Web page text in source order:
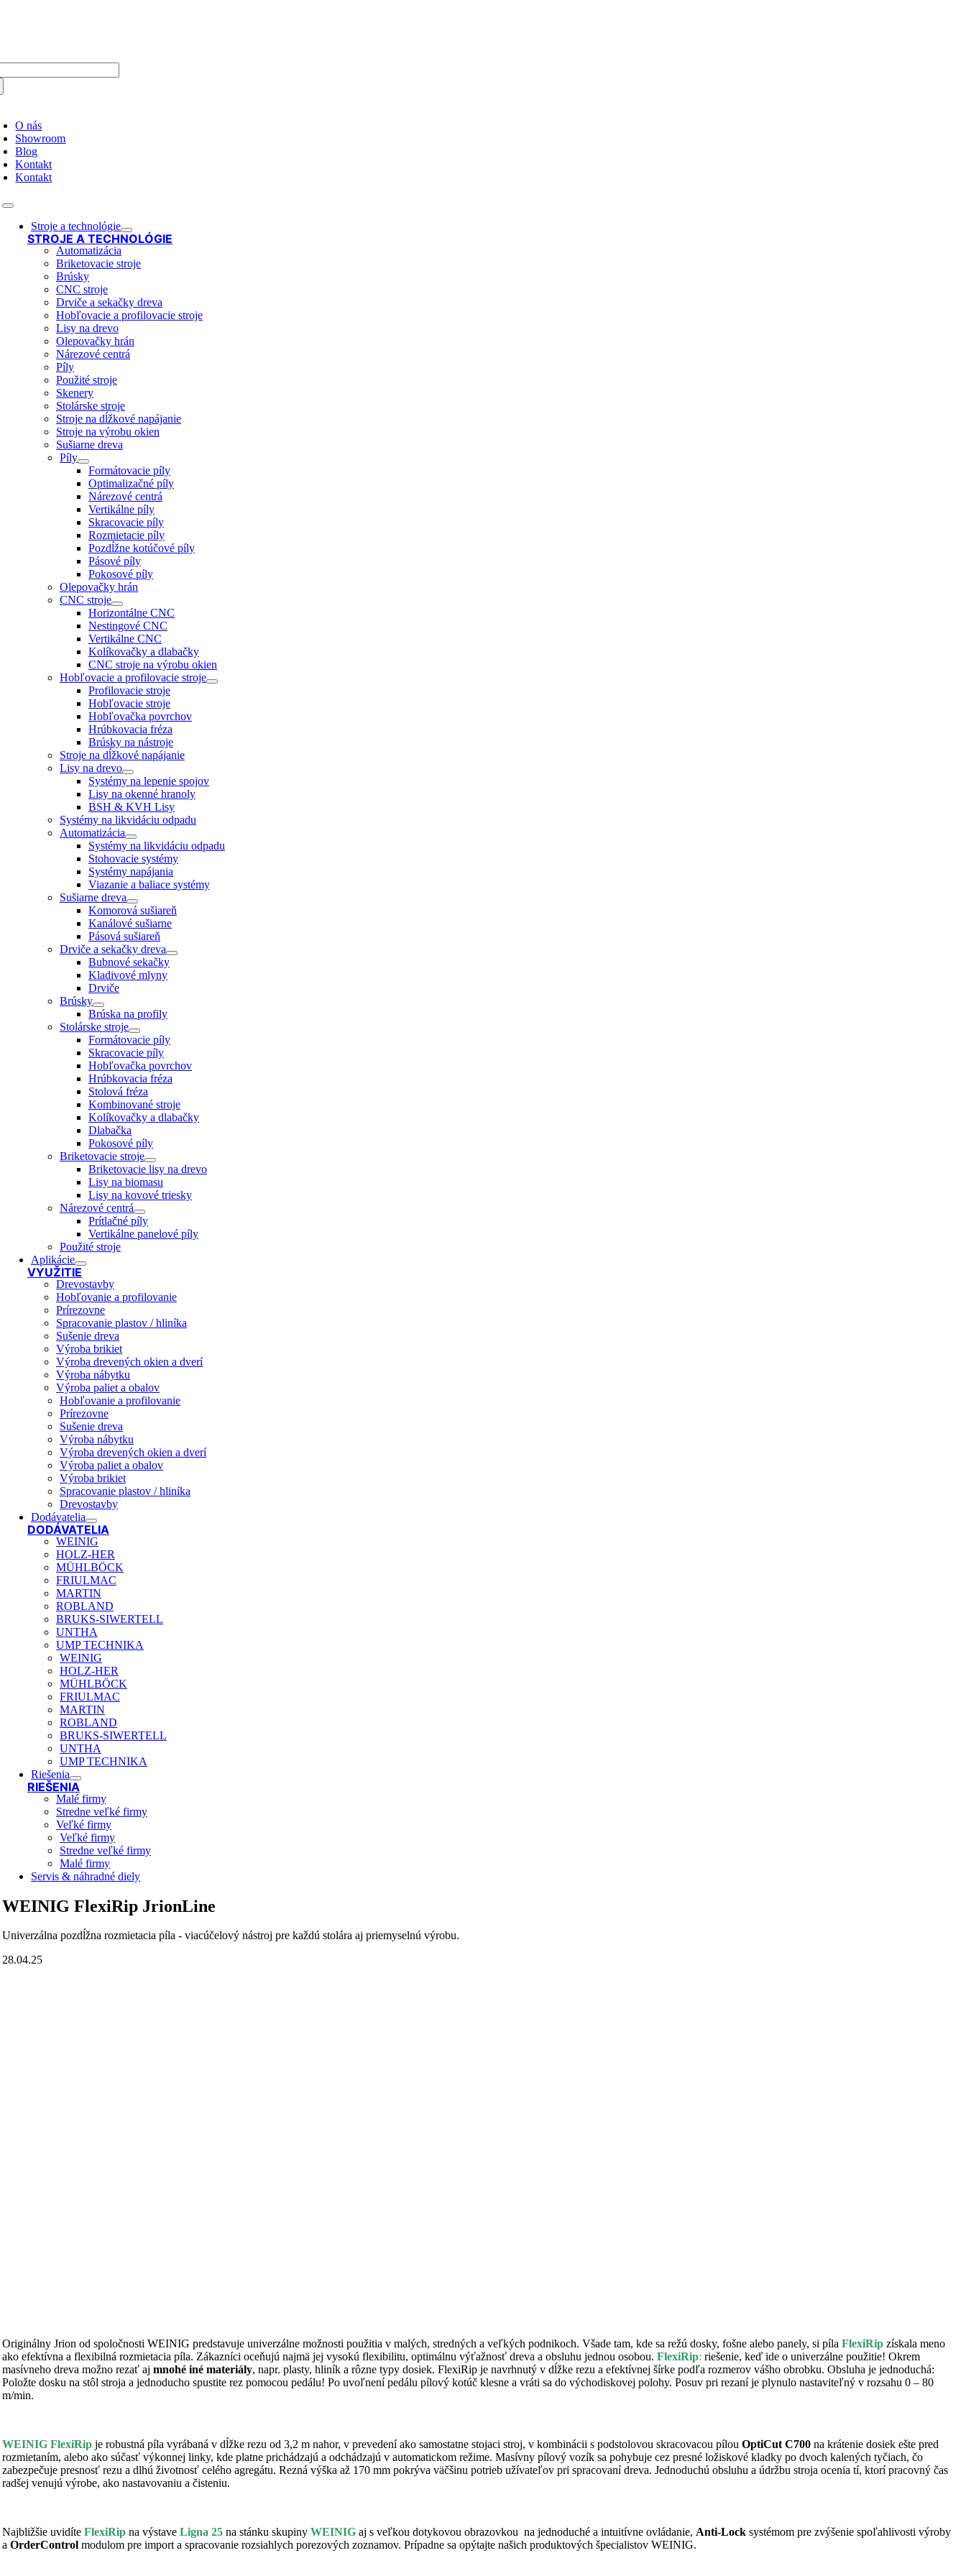
O nás
Showroom
Blog
Kontakt
Kontakt
Toggle
NavigationStroje a technológie
STROJE A TECHNOLÓGIE
Automatizácia
Briketovacie stroje
Brúsky
CNC stroje
Drviče a sekačky dreva
Hobľovacie a profilovacie stroje
Lisy na drevo
Olepovačky hrán
Nárezové centrá
Píly
Použité stroje
Skenery
Stolárske stroje
Stroje na dĺžkové napájanie
Stroje na výrobu okien
Sušiarne dreva
Píly
Formátovacie píly
Optimalizačné píly
Nárezové centrá
Vertikálne píly
Skracovacie píly
Rozmietacie píly
Pozdĺžne kotúčové píly
Pásové píly
Pokosové píly
Olepovačky hrán
CNC stroje
Horizontálne CNC
Nestingové CNC
Vertikálne CNC
Kolíkovačky a dlabačky
CNC stroje na výrobu okien
Hobľovacie a profilovacie stroje
Profilovacie stroje
Hobľovacie stroje
Hobľovačka povrchov
Hrúbkovacia fréza
Brúsky na nástroje
Stroje na dĺžkové napájanie
Lisy na drevo
Systémy na lepenie spojov
Lisy na okenné hranoly
BSH & KVH Lisy
Systémy na likvidáciu odpadu
Automatizácia
Systémy na likvidáciu odpadu
Stohovacie systémy
Systémy napájania
Viazanie a baliace systémy
Sušiarne dreva
Komorová sušiareň
Kanálové sušiarne
Pásová sušiareň
Drviče a sekačky dreva
Bubnové sekačky
Kladivové mlyny
Drviče
Brúsky
Brúska na profily
Stolárske stroje
Formátovacie píly
Skracovacie píly
Hobľovačka povrchov
Hrúbkovacia fréza
Stolová fréza
Kombinované stroje
Kolíkovačky a dlabačky
Dlabačka
Pokosové píly
Briketovacie stroje
Briketovacie lisy na drevo
Lisy na biomasu
Lisy na kovové triesky
Nárezové centrá
Prítlačné píly
Vertikálne panelové píly
Použité stroje
Aplikácie
VYUŽITIE
Drevostavby
Hobľovanie a profilovanie
Prírezovne
Spracovanie plastov / hliníka
Sušenie dreva
Výroba brikiet
Výroba drevených okien a dverí
Výroba nábytku
Výroba paliet a obalov
Hobľovanie a profilovanie
Prírezovne
Sušenie dreva
Výroba nábytku
Výroba drevených okien a dverí
Výroba paliet a obalov
Výroba brikiet
Spracovanie plastov / hliníka
Drevostavby
Dodávatelia
DODÁVATELIA
WEINIG
HOLZ-HER
MÜHLBÖCK
FRIULMAC
MARTIN
ROBLAND
BRUKS-SIWERTELL
UNTHA
UMP TECHNIKA
WEINIG
HOLZ-HER
MÜHLBÖCK
FRIULMAC
MARTIN
ROBLAND
BRUKS-SIWERTELL
UNTHA
UMP TECHNIKA
Riešenia
RIEŠENIA
Malé firmy
Stredne veľké firmy
Veľké firmy
Veľké firmy
Stredne veľké firmy
Malé firmy
Servis & náhradné diely
WEINIG FlexiRip JrionLine
Univerzálna pozdĺžna rozmietacia píla - viacúčelový nástroj pre každú stolára aj priemyselnú výrobu.
28.04.25
Originálny Jrion od spoločnosti WEINIG predstavuje univerzálne možnosti použitia v malých, stredných a veľkých podnikoch. Všade tam, kde sa režú dosky, fošne alebo panely, si píla FlexiRip získala meno
ako efektívna a flexibilná rozmietacia píla. Zákazníci oceňujú najmä jej vysokú flexibilitu, optimálnu výťažnosť dreva a obsluhu jednou osobou. FlexiRip: riešenie, keď ide o univerzálne použitie! Okrem
masívneho dreva možno rezať aj mnohé iné materiály, napr. plasty, hliník a rôzne typy dosiek. FlexiRip je navrhnutý v dĺžke rezu a efektívnej šírke podľa rozmerov vášho obrobku. Obsluha je jednoduchá:
Položte dosku na stôl stroja a jednoducho spustite rez pomocou pedálu! Po uvoľnení pedálu pílový kotúč klesne a vráti sa do východiskovej polohy. Posuv pri rezaní je plynulo nastaviteľný v rozsahu 0 – 80
m/min.
WEINIG FlexiRip je robustná píla vyrábaná v dĺžke rezu od 3,2 m nahor, v prevedení ako samostatne stojaci stroj, v kombinácii s podstolovou skracovacou pílou OptiCut C700 na krátenie dosiek ešte pred
rozmietaním, alebo ako súčasť výkonnej linky, kde platne prichádzajú a odchádzajú v automatickom režime. Masívny pílový vozík sa pohybuje cez presné ložiskové kladky po dvoch kalených tyčiach, čo
zabezpečuje presnosť rezu a dlhú životnosť celého agregátu. Rezná výška až 170 mm pokrýva väčšinu potrieb užívateľov pri spracovaní dreva. Jednoduchú obsluhu a údržbu stroja ocenia tí, ktorí pracovný čas
radšej venujú výrobe, ako nastavovaniu a čisteniu.
Najbližšie uvidíte FlexiRip na výstave Ligna 25 na stánku skupiny WEINIG aj s veľkou dotykovou obrazovkou na jednoduché a intuitívne ovládanie, Anti-Lock systémom pre zvýšenie spoľahlivosti výroby
a OrderControl modulom pre import a spracovanie rozsiahlych porezových zoznamov. Prípadne sa opýtajte našich produktových špecialistov WEINIG.